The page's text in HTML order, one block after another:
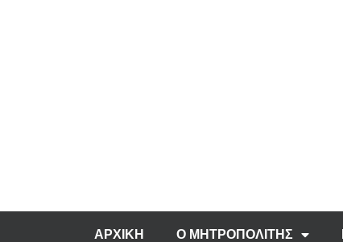
ΑΡΧΙΚΗ Ο ΜΗΤΡΟΠΟΛΙΤΗΣ